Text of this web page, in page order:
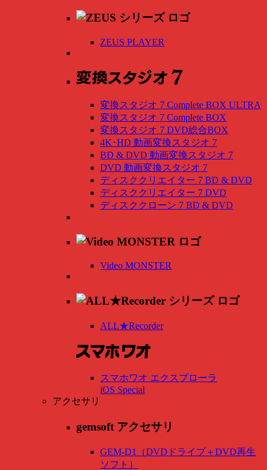
ZEUS PLAYER
変換スタジオ 7 Complete BOX ULTRA
変換スタジオ 7 Complete BOX
変換スタジオ 7 DVD総合BOX
4K･HD 動画変換スタジオ 7
BD & DVD 動画変換スタジオ 7
DVD 動画変換スタジオ 7
ディスククリエイター 7 BD & DVD
ディスククリエイター 7 DVD
ディスククローン 7 BD & DVD
Video MONSTER
ALL★Recorder
スマホワオ エクスプローラ
iOS Special
アクセサリ
gemsoft アクセサリ
GEM-D1（DVDドライブ＋DVD再生
ソフト）